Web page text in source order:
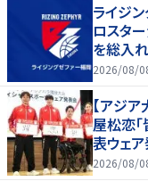
ライジ
ロスタ
を総入
2026/08/
【アジ
屋松恋
表ウェ
2026/08/